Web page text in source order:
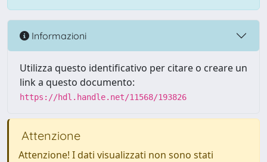
Informazioni
Utilizza questo identificativo per citare o creare un
link a questo documento:
https://hdl.handle.net/11568/193826
Attenzione
Attenzione! I dati visualizzati non sono stati